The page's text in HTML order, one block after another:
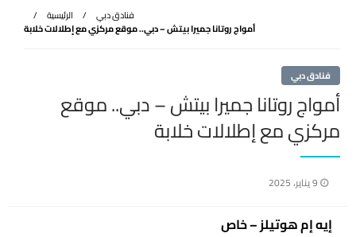
الرئيسية
فنادق دبي
أمواج روتانا جميرا بيتش – دبي.. موقع مركزي مع إطلالات خلابة
فنادق دبي
أمواج روتانا جميرا بيتش – دبي.. موقع
مركزي مع إطلالات خلابة
نُشر
9 يناير، 2025
إيه إم هوتيلز – خاص